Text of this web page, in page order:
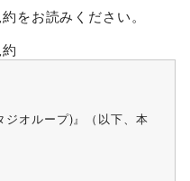
をお読みください。
オループ)』（以下、本